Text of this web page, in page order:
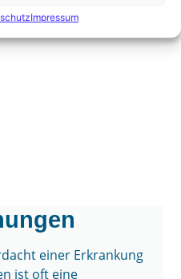
Impressum
einer Erkrankung
ist oft eine